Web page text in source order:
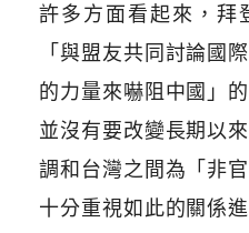
許多方面看起來，拜
「與盟友共同討論國
的力量來嚇阻中國」
並沒有要改變長期以
調和台灣之間為「非
十分重視如此的關係